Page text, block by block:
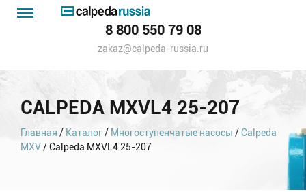
насосов
Menu
8 800 550 79 08
zakaz@calpeda-russia.ru
CALPEDA MXVL4 25-207
Главная / Каталог/ Многоступенчатые насосы /Calpeda
MXV/ Calpeda MXVL4 25-207